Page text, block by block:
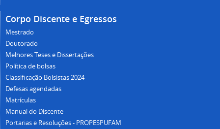
Corpo Discente e Egressos
Mestrado
Doutorado
Melhores Teses e Dissertações
Política de bolsas
Classificação Bolsistas 2024
Defesas agendadas
Matrículas
Manual do Discente
Portarias e Resoluções - PROPESPUFAM